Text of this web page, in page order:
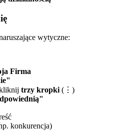
wytyczne:
Firma
trzy kropki (⋮)
konkurencja)